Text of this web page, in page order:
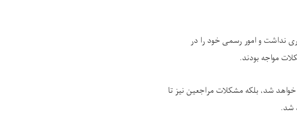
نداشت و امور رسمی خود را در
مواجه بودند.
شد، بلکه مشکلات مراجعین نیز تا
شد.